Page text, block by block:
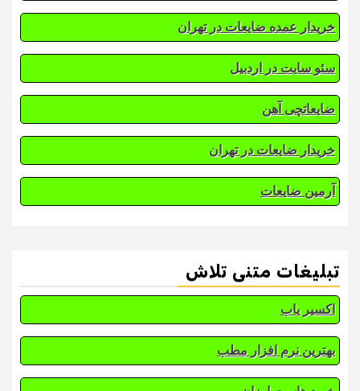
خریدار عمده ضایعات در تهران
سئو سایت در اردبیل
ضایعاتچی آهن
خریدار ضایعات در تهران
آرمین ضایعات
تبلیغات متنی تلاش
اکسیر یاب
بهترین نرم افزار مطب